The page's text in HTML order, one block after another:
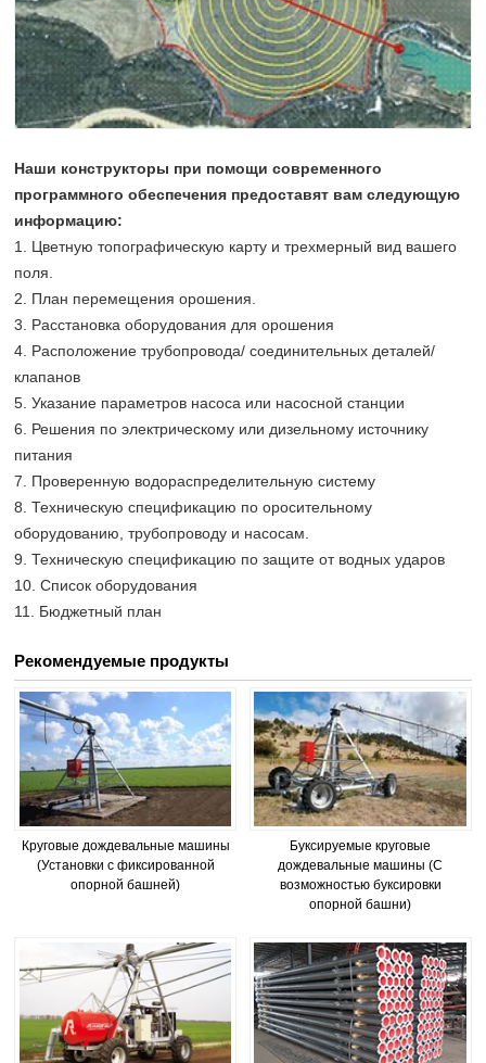
Наши конструкторы при помощи современного
программного обеспечения предоставят вам следующую
информацию:
1. Цветную топографическую карту и трехмерный вид вашего
поля.
2. План перемещения орошения.
3. Расстановка оборудования для орошения
4. Расположение трубопровода/ соединительных деталей/
клапанов
5. Указание параметров насоса или насосной станции
6. Решения по электрическому или дизельному источнику
питания
7. Проверенную водораспределительную систему
8. Техническую спецификацию по оросительному
оборудованию, трубопроводу и насосам.
9. Техническую спецификацию по защите от водных ударов
10. Список оборудования
11. Бюджетный план
Рекомендуемые продукты
Круговые дождевальные машины
(Установки с фиксированной
опорной башней)
Буксируемые круговые
дождевальные машины (С
возможностью буксировки
опорной башни)